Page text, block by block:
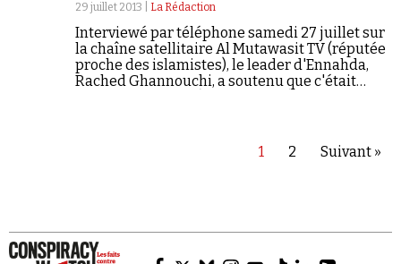
29 juillet 2013 | La Rédaction
Interviewé par téléphone samedi 27 juillet sur
la chaîne satellitaire Al Mutawasit TV (réputée
proche des islamistes), le leader d'Ennahda,
Rached Ghannouchi, a soutenu que c'était
1 2 Suivant »